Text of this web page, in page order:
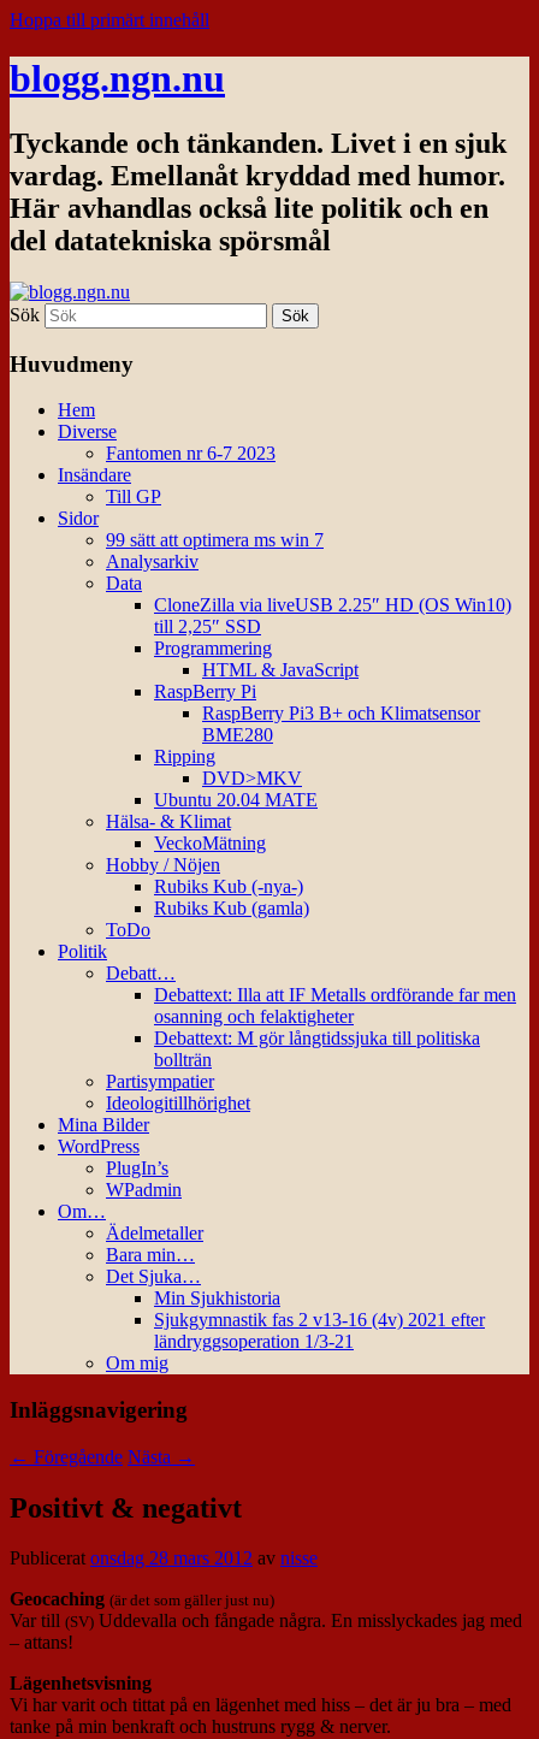
Hoppa till primärt innehåll
blogg.ngn.nu
Tyckande och tänkanden. Livet i en sjuk
vardag. Emellanåt kryddad med humor.
Här avhandlas också lite politik och en
del datatekniska spörsmål
Sök
Huvudmeny
Hem
Diverse
Fantomen nr 6-7 2023
Insändare
Till GP
Sidor
99 sätt att optimera ms win 7
Analysarkiv
Data
CloneZilla via liveUSB 2.25″ HD (OS Win10)
till 2,25″ SSD
Programmering
HTML & JavaScript
RaspBerry Pi
RaspBerry Pi3 B+ och Klimatsensor
BME280
Ripping
DVD>MKV
Ubuntu 20.04 MATE
Hälsa- & Klimat
VeckoMätning
Hobby / Nöjen
Rubiks Kub (-nya-)
Rubiks Kub (gamla)
ToDo
Politik
Debatt…
Debattext: Illa att IF Metalls ordförande far men
osanning och felaktigheter
Debattext: M gör långtidssjuka till politiska
bollträn
Partisympatier
Ideologitillhörighet
Mina Bilder
WordPress
PlugIn’s
WPadmin
Om…
Ädelmetaller
Bara min…
Det Sjuka…
Min Sjukhistoria
Sjukgymnastik fas 2 v13-16 (4v) 2021 efter
ländryggsoperation 1/3-21
Om mig
Inläggsnavigering
← Föregående Nästa →
Positivt & negativt
Publiceratonsdag 28 mars 2012 av nisse
Geocaching (är det som gäller just nu)
Var till (SV) Uddevalla och fångade några. En misslyckades jag med
– attans!
Lägenhetsvisning
Vi har varit och tittat på en lägenhet med hiss – det är ju bra – med
tanke på min benkraft och hustruns rygg & nerver.